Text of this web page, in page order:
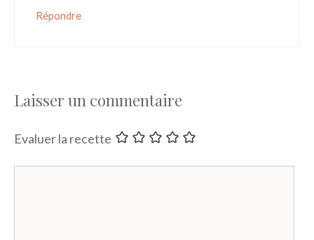
Répondre
Laisser un commentaire
Evaluer la recette